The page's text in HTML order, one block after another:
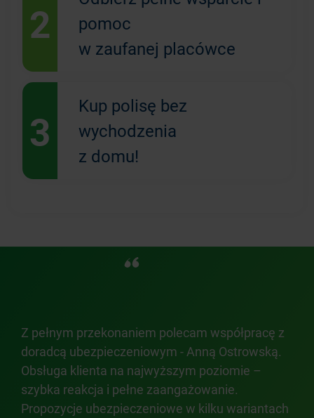
2
pomoc
w zaufanej placówce
3
Kup polisę bez
wychodzenia
z domu!
Z pełnym przekonaniem polecam współpracę z
doradcą ubezpieczeniowym - Anną Ostrowską.
Obsługa klienta na najwyższym poziomie –
szybka reakcja i pełne zaangażowanie.
Propozycje ubezpieczeniowe w kilku wariantach